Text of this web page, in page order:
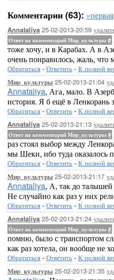
Комментарии (63): «первая
Annataliya 25-02-2013-20:59
Ответ на комментарий Мир_культуры #
тоже хочу, и в Карабах. А в
очень понравилось, жаль, что
Обратиться - Ответить - К полной
Мир_культуры 25-02-2013-21:04
Annataliya, Ага, мало. В
история. Я б ещё в Ленкорань
Обратиться - Ответить - К полной
Annataliya 25-02-2013-21:13
Ответ на комментарий Мир_культуры #
раз стоял выбор между
мы Шеки, ибо туда оказалось
Обратиться - Ответить - К полной
Мир_культуры 25-02-2013-21:17
Annataliya, А, так до
Не случайно как раз у них
Обратиться - Ответить - К полной
Annataliya 25-02-2013-21:24
Ответ на комментарий Мир_культуры #
помню, было с транспортом
как раз хотела, он вообще не
Обратиться - Ответить - К полной
Мир_культуры 25-02-2013-21:35